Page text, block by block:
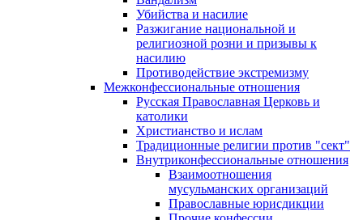
Убийства и насилие
Разжигание национальной и
религиозной розни и призывы к
насилию
Противодействие экстремизму
Межконфессиональные отношения
Русская Православная Церковь и
католики
Христианство и ислам
Традиционные религии против "сект"
Внутриконфессиональные отношения
Взаимоотношения
мусульманских организаций
Православные юрисдикции